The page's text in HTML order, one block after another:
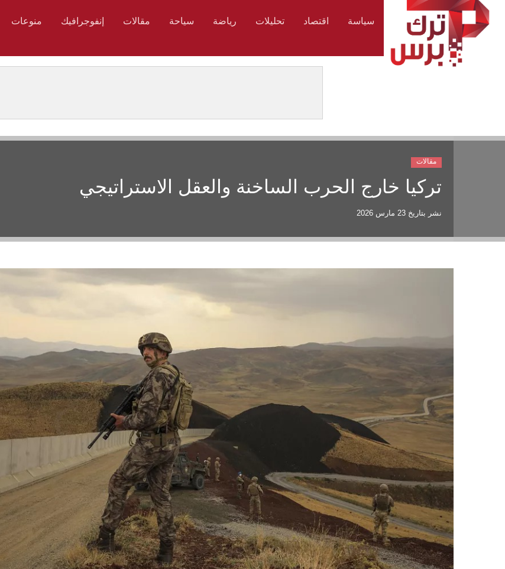
سياسة اقتصاد تحليلات رياضة سياحة مقالات إنفوجرافيك منوعات
تركيا خارج الحرب الساخنة والعقل الاستراتيجي
نشر بتاريخ 23 مارس 2026
مقالات